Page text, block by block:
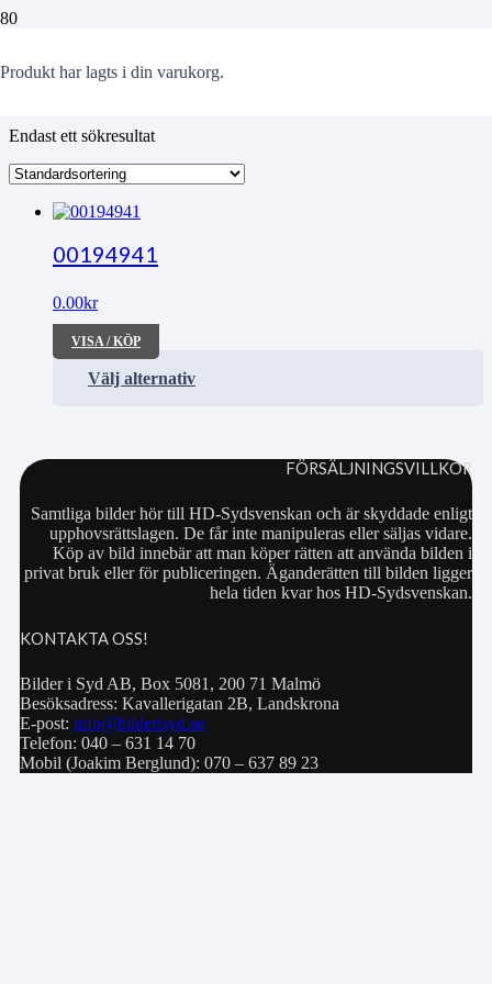
Produkt har lagts i din varukorg.
odlingen
Endast ett sökresultat
00194941
0.00kr
VISA / KÖP
Välj alternativ
FÖRSÄLJNINGSVILLKOR
Samtliga bilder hör till HD-Sydsvenskan och är skyddade enligt
upphovsrättslagen. De får inte manipuleras eller säljas vidare.
Köp av bild innebär att man köper rätten att använda bilden i
privat bruk eller för publiceringen. Äganderätten till bilden ligger
hela tiden kvar hos HD-Sydsvenskan.
KONTAKTA OSS!
Bilder i Syd AB, Box 5081, 200 71 Malmö
Besöksadress: Kavallerigatan 2B, Landskrona
E-post: info@bilderisyd.se
Telefon: 040 – 631 14 70
Mobil (Joakim Berglund): 070 – 637 89 23